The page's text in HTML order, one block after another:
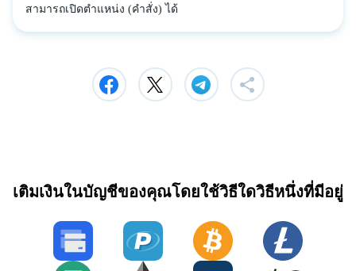
สามารถเปิดตำแหน่ง (คำสั่ง) ได้
เติมเงินในบัญชีของคุณโดยใช้วิธีใดวิธีหนึ่งที่มีอยู่